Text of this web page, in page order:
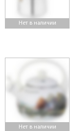
Нет в наличии
Нет в наличии